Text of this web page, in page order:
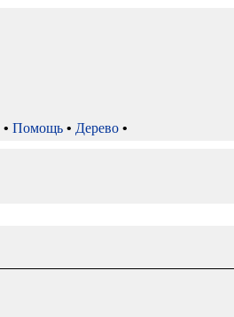
• Помощь • Дерево •